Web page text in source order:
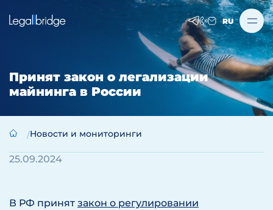
RU
Принят закон о легализации
майнинга в России
Новости и мониторинги
25.09.2024
В РФ принят закон о регулировании